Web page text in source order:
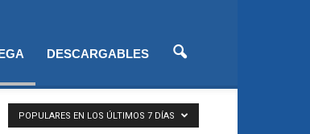
DESCARGABLES
POPULARES EN LOS ÚLTIMOS 7 DÍAS